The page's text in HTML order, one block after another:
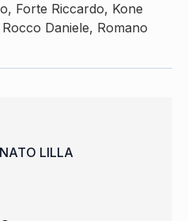
LILLA
Forte Riccardo, Kone
Daniele, Romano